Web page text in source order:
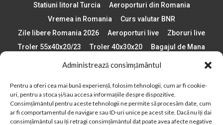
Administrează consimțământul
Pentru a oferi cea mai bună experiență, folosim tehnologii, cum ar fi cookie-
uri, pentru a stoca și/sau accesa informațiile despre dispozitive.
Consimțământul pentru aceste tehnologii ne permite să procesăm date, cum
ar fi comportamentul de navigare sau ID-uri unice pe acest site. Dacă nu îți dai
consimțământul sau îți retragi consimțământul dat poate avea afecte negative
Statiuni litoral Turcia
Aeroporturi din Romania
Vremea in Romania
Curs valutar BNR
Zile libere Romania 2026
Aeroporturi live
Zboruri live
Troler 55x40x20/23
Troler 40x30x20
Bagajul de Mana
Paste 2026
Cele mai bune telefoane
Plaje din Europa
Concerte Romania 2025
Asigurare de calatorie
Când se schimba ora în 2026
Calendar Formula 1 sezon 2026
Boarding Pass